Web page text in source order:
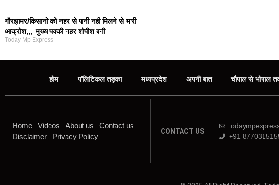
गौरझामर/किसानो को नहर से पानी नही मिलने से भारी
आक्रोश,,, मुख्य पक्की नहर शोपीश बनी
Today Mp Express
होम पॉलिटिकल तड़का मध्यप्रदेश अपनी बात चौपाल से भोपाल
Home Videos About us
Contact us
Disclaimer
Privacy Policy
CONTACT US
+91